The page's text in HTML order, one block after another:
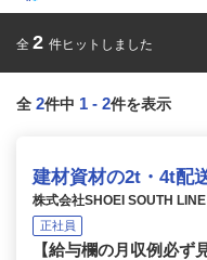
全 2 件ヒットしました
全 2件中 1 - 2件を表示
建材資材の2t・4t配
株式会社SHOEI SOUTH LINE
正社員
【給与欄の月収例必